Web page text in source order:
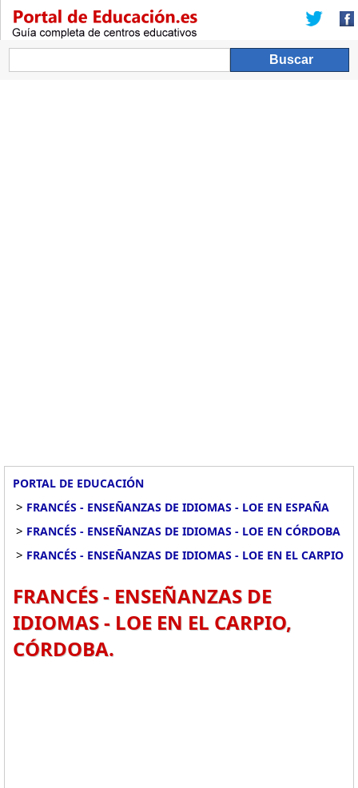
PORTAL DE EDUCACIÓN
> FRANCÉS - ENSEÑANZAS DE IDIOMAS - LOE EN ESPAÑA
> FRANCÉS - ENSEÑANZAS DE IDIOMAS - LOE EN CÓRDOBA
> FRANCÉS - ENSEÑANZAS DE IDIOMAS - LOE EN EL CARPIO
FRANCÉS - ENSEÑANZAS DE
IDIOMAS - LOE EN EL CARPIO,
CÓRDOBA.